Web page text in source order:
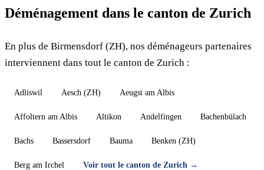
Déménagement dans le canton de Zurich
En plus de Birmensdorf (ZH), nos déménageurs partenaires
interviennent dans tout le canton de Zurich :
Adliswil Aesch (ZH) Aeugst am Albis
Affoltern am Albis Altikon Andelfingen Bachenbülach
Bachs Bassersdorf Bauma Benken (ZH)
Berg am Irchel Voir tout le canton de Zurich →